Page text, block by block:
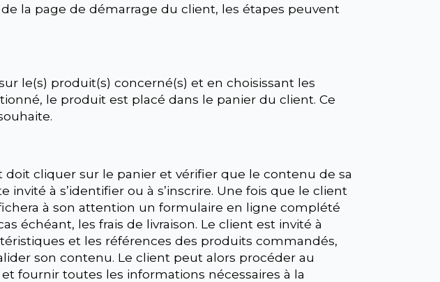
la page de démarrage du client, les étapes peuvent
le(s) produit(s) concerné(s) et en choisissant les
le produit est placé dans le panier du client. Ce
cliquer sur le panier et vérifier que le contenu de sa
à s’identifier ou à s’inscrire. Une fois que le client
à son attention un formulaire en ligne complété
échéant, les frais de livraison. Le client est invité à
et les références des produits commandés,
son contenu. Le client peut alors procéder au
fournir toutes les informations nécessaires à la